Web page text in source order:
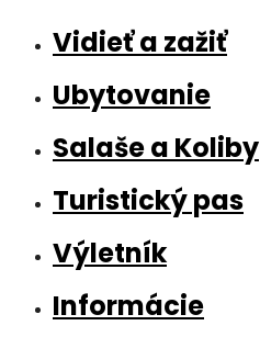
Vidieť a zažiť
Ubytovanie
Salaše a Koliby
Turistický pas
Výletník
Informácie